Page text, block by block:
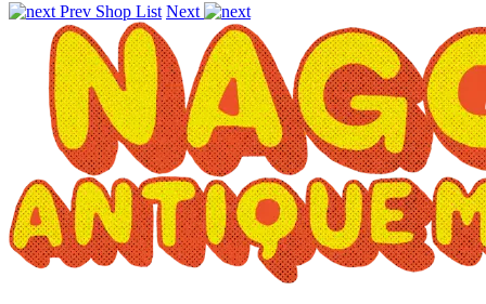
Prev Shop List Next